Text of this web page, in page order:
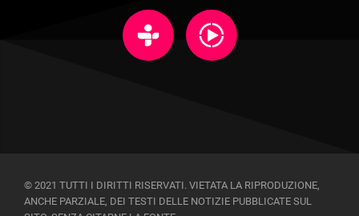
© 2021 TUTTI I DIRITTI RISERVATI. VIETATA LA RIPRODUZIONE,
ANCHE PARZIALE, DEI TESTI DELLE NOTIZIE PUBBLICATE SUL